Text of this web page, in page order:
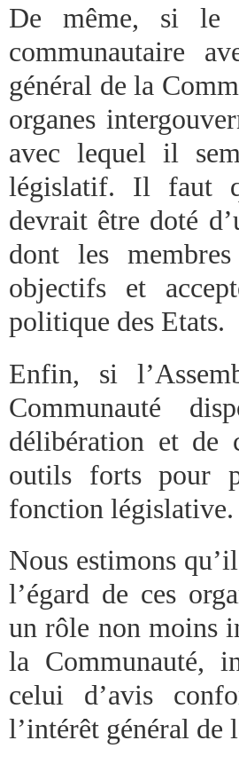
De même, si le
communautaire
général de la
organes
avec lequel il
législatif. Il faut
devrait être doté
dont les
objectifs et
politique des Etats.
Enfin, si
Communauté
délibération et de
outils forts pour
fonction législative.
Nous estimons
l’égard de ces
un rôle non moins
la Communauté,
celui d’avis
l’intérêt général de